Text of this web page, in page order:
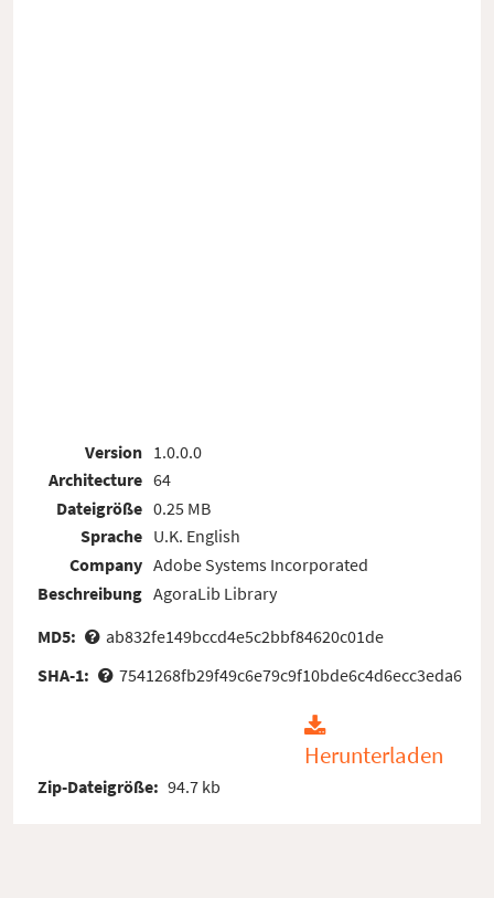
Version
Architecture
Dateigröße
Sprache
Company
Beschreibung
1.0.0.0
64
0.25 MB
U.K. English
Adobe Systems Incorporated
AgoraLib Library
MD5:
ab832fe149bccd4e5c2bbf84620c01de
SHA-1:
7541268fb29f49c6e79c9f10bde6c4d6ecc3eda6
Herunterladen
Zip-Dateigröße: 94.7 kb